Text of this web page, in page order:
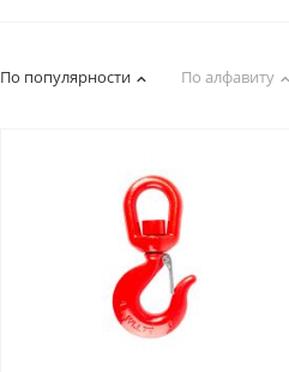
По популярности По алфавиту